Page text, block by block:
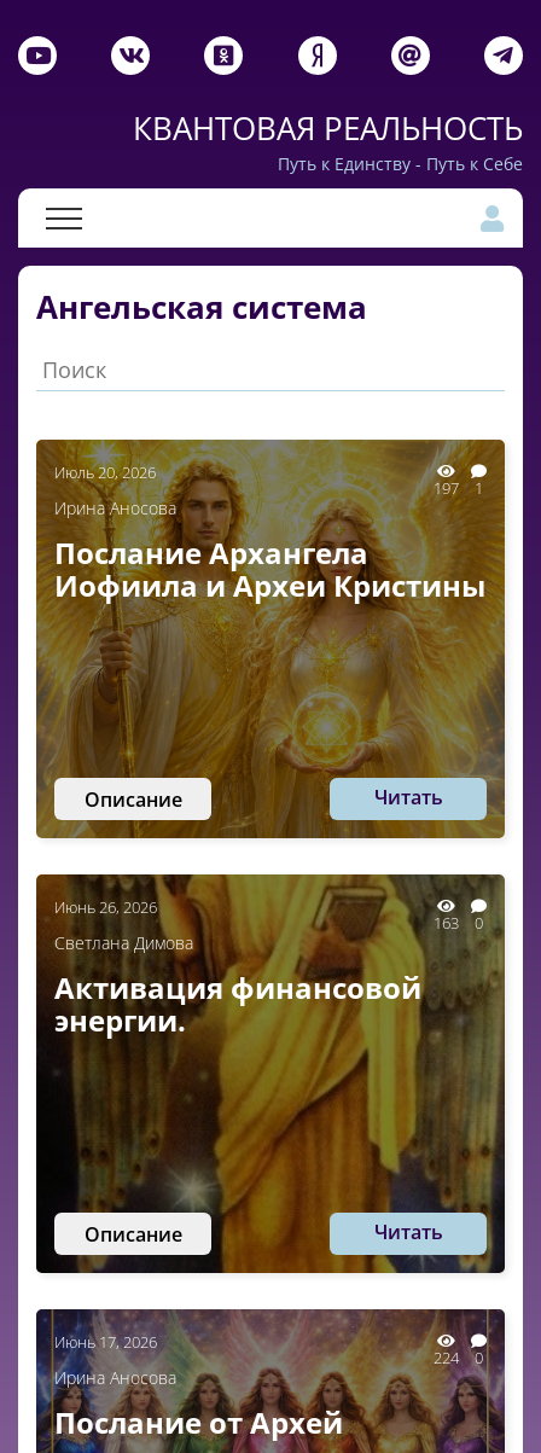
КВАНТОВАЯ РЕАЛЬНОСТЬ
Путь к Единству - Путь к Себе
Ангельская система
Июль 20, 2026
197 1
Ирина Аносова
Послание Архангела
Иофиила и Археи Кристины
Описание Читать
Июнь 26, 2026
163 0
Светлана Димова
Активация финансовой
энергии.
Описание Читать
Июнь 17, 2026
224 0
Ирина Аносова
Послание от Архей